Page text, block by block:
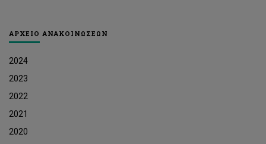
ΑΡΧΕΙΟ ΑΝΑΚΟΙΝΩΣΕΩΝ
2024
2023
2022
2021
2020